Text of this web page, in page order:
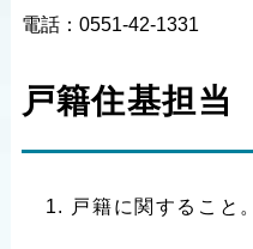
電話：0551-42-1331
戸籍住基担当
戸籍に関すること。